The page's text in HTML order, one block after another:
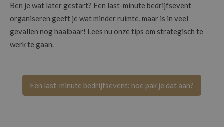
Ben je wat later gestart? Een last-minute bedrijfsevent
organiseren geeft je wat minder ruimte, maar is in veel
gevallen nog haalbaar! Lees nu onze tips om strategisch te
werk te gaan.
Een last-minute bedrijfsevent: hoe pak je dat aan?